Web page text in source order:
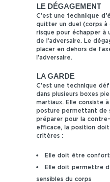
LE DÉGAGEMENT
C’est une technique
quitter un duel (corps à
risque pour échapper à
de l’adversaire. Le
placer en dehors de
l’adversaire.
LA GARDE
C’est une technique
dans plusieurs boxes
martiaux. Elle consiste
posture permettant de
préparer pour la
efficace, la position
critères :
Elle doit être
Elle doit permettre
sensibles du corps